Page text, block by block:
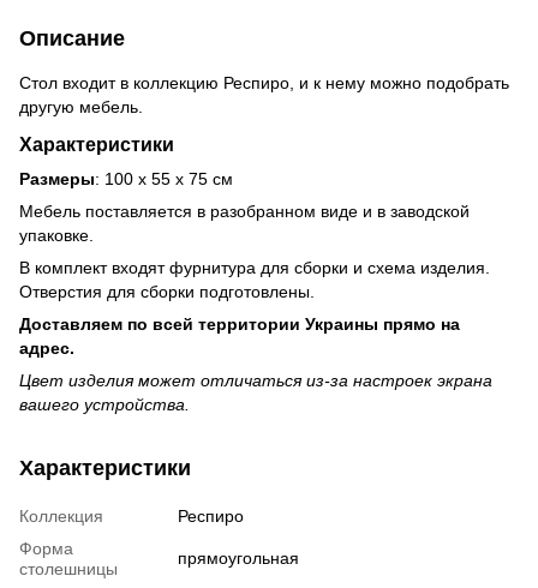
Описание
Стол входит в коллекцию Респиро, и к нему можно подобрать
другую мебель.
Характеристики
Размеры: 100 х 55 х 75 см
Мебель поставляется в разобранном виде и в заводской
упаковке.
В комплект входят фурнитура для сборки и схема изделия.
Отверстия для сборки подготовлены.
Доставляем по всей территории Украины прямо на
адрес.
Цвет изделия может отличаться из-за настроек экрана
вашего устройства.
Характеристики
Коллекция
Респиро
Форма
столешницы
прямоугольная